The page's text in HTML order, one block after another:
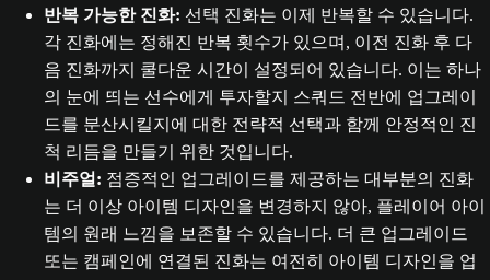
반복 가능한 진화: 선택 진화는 이제 반복할 수 있습니다.
각 진화에는 정해진 반복 횟수가 있으며, 이전 진화 후 다
음 진화까지 쿨다운 시간이 설정되어 있습니다. 이는 하나
의 눈에 띄는 선수에게 투자할지 스쿼드 전반에 업그레이
드를 분산시킬지에 대한 전략적 선택과 함께 안정적인 진
척 리듬을 만들기 위한 것입니다.
비주얼: 점증적인 업그레이드를 제공하는 대부분의 진화
는 더 이상 아이템 디자인을 변경하지 않아, 플레이어 아이
템의 원래 느낌을 보존할 수 있습니다. 더 큰 업그레이드
또는 캠페인에 연결된 진화는 여전히 아이템 디자인을 업